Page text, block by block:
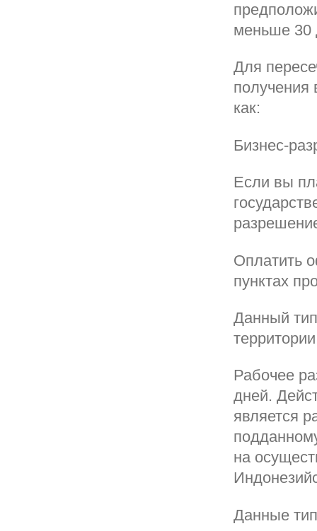
меньше 30
Для
получения
как:
Бизнес-
Если вы
Оплатить
пунктах
Данный
Рабочее
дней.
является
на
Данные